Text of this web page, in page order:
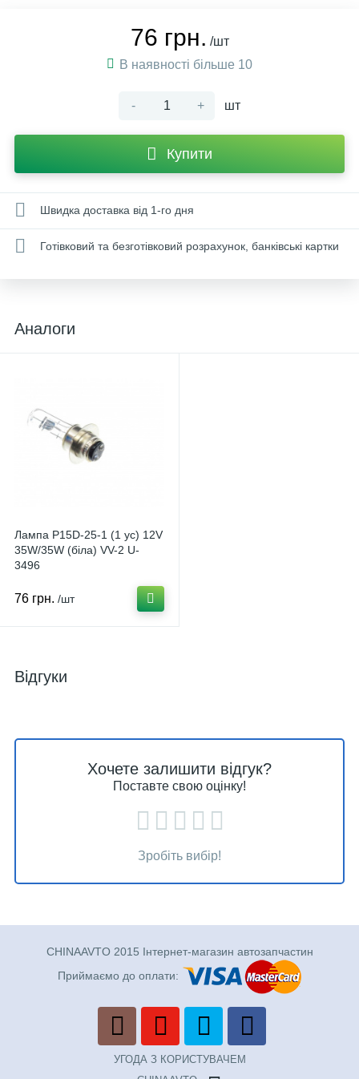
76 грн. /шт
В наявності більше 10
- + шт
Купити
Швидка доставка від 1-го дня
Готівковий та безготівковий розрахунок, банківські картки
Аналоги
Лампа P15D-25-1 (1 ус) 12V
35W/35W (біла) VV-2 U-
3496
76 грн. /шт
Відгуки
Хочете залишити відгук?
Поставте свою оцінку!
Зробіть вибір!
CHINAAVTO 2015 Інтернет-магазин автозапчастин
Приймаємо до оплати:
УГОДА З КОРИСТУВАЧЕМ